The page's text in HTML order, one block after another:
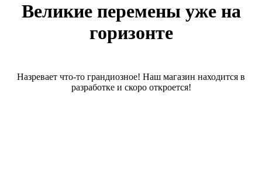
Великие перемены уже на
горизонте
Назревает что-то грандиозное! Наш магазин находится в
разработке и скоро откроется!